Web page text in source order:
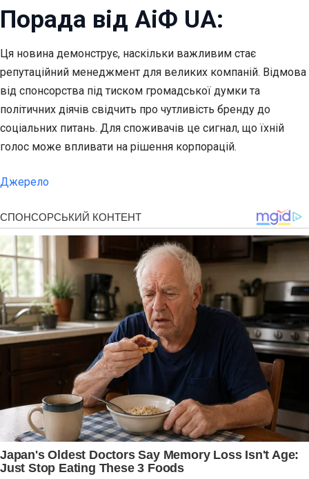
Порада від АіФ UA:
Ця новина демонструє, наскільки важливим стає
репутаційний менеджмент для великих компаній. Відмова
від спонсорства під тиском громадської думки та
політичних діячів свідчить про чутливість бренду до
соціальних питань. Для споживачів це сигнал, що їхній
голос може впливати на рішення корпорацій.
Джерело